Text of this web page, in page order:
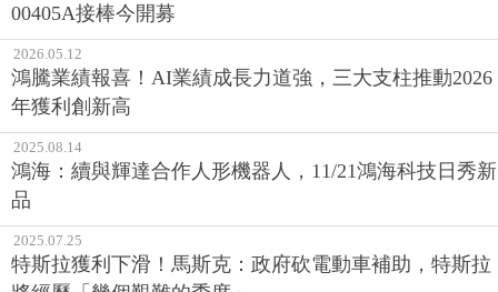
00405A接棒今開募
2026.05.12
鴻騰業績報喜！AI業績成長力道強，三大支柱推動2026
年獲利創新高
2025.08.14
鴻海：續與輝達合作人形機器人，11/21鴻海科技日秀新
品
2025.07.25
特斯拉獲利下滑！馬斯克：政府砍電動車補助，特斯拉